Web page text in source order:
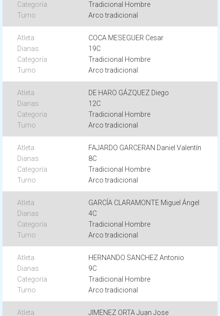
Tradicional Hombre
Arco tradicional
COCA MESEGUER Cesar
19C
Tradicional Hombre
Arco tradicional
DE HARO GÁZQUEZ Diego
12C
Tradicional Hombre
Arco tradicional
FAJARDO GARCERAN Daniel Valentín
8C
Tradicional Hombre
Arco tradicional
GARCÍA CLARAMONTE Miguel Ángel
4C
Tradicional Hombre
Arco tradicional
HERNANDO SANCHEZ Antonio
9C
Tradicional Hombre
Arco tradicional
JIMENEZ ORTA Juan Jose